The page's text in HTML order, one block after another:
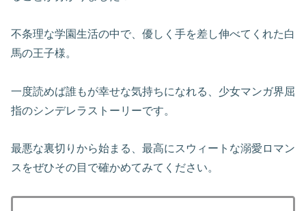
不条理な学園生活の中で、優しく手を差し伸べてくれた白
馬の王子様。
一度読めば誰もが幸せな気持ちになれる、少女マンガ界屈
指のシンデレラストーリーです。
最悪な裏切りから始まる、最高にスウィートな溺愛ロマン
スをぜひその目で確かめてみてください。